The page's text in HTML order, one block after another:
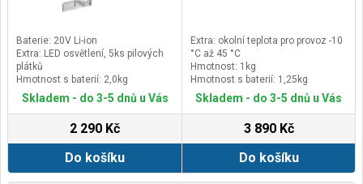
poháněny výkonnou lithium-
Ah. Baterii lze snadno vyjmout ze
zadní strany a použít v
kompatibilních zařízeních této
řady.Výšku sečení lze nastavit v
krocích od 30 mm do 60 mm, což
trávníku vašim osobním
preferencím. Osvědčený systém
zajišťuje perfektní sekání a
výsledná posekaná tráva se v
Baterie: 20V Li-ion
Extra: LED osvětlení, 5ks pilových
plátků
Hmotnost s baterií: 2,0kg
Kapacita baterie: 2000mAh
Skladem - do 3-5 dnů u Vás
2 290 Kč
Do košíku
Extra: okolní teplota pro provoz -10
°C až 45 °C
Hmotnost: 1kg
Hmotnost s baterií: 1,25kg
Kapacita baterie: 20V
Skladem - do 3-5 dnů u Vás
3 890 Kč
Do košíku